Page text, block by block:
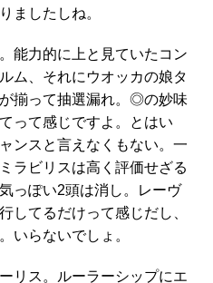
ましたしね。
力的に上と見ていたコン
ム、それにウオッカの娘タ
揃って抽選漏れ。◎の妙味
って感じですよ。とはい
ンスと言えなくもない。一
ラビリスは高く評価せざる
っぽい2頭は消し。レーヴ
してるだけって感じだし、
いらないでしょ。
ス。ルーラーシップにエ